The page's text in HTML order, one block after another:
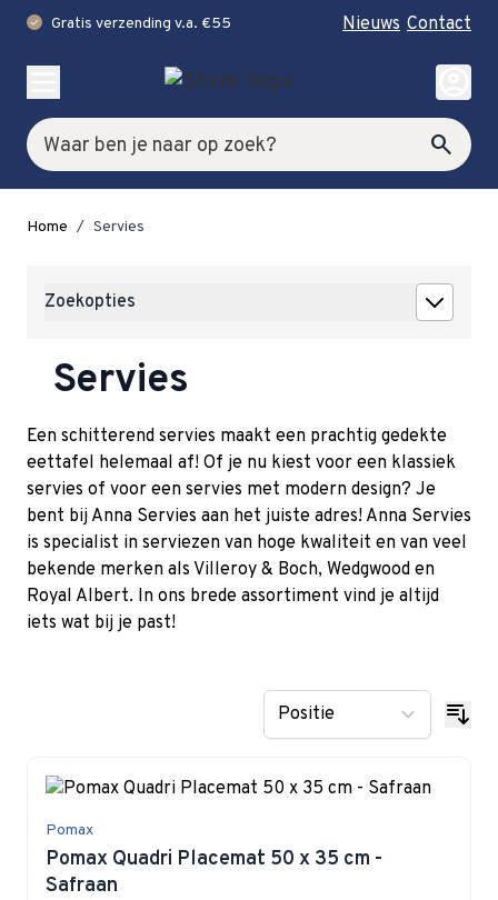
check Gratis verzending v.a. €55 Nieuws Contact
Zoek search
account_circle
Home / Servies
Zoekopties
Servies
Een schitterend servies maakt een prachtig gedekte
eettafel helemaal af! Of je nu kiest voor een klassiek
servies of voor een servies met modern design? Je
bent bij Anna Servies aan het juiste adres! Anna Servies
is specialist in serviezen van hoge kwaliteit en van veel
bekende merken als Villeroy & Boch, Wedgwood en
Royal Albert. In ons brede assortiment vind je altijd
iets wat bij je past!
Pomax
Pomax Quadri Placemat 50 x 35 cm -
Safraan